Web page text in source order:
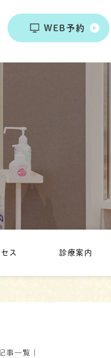
WEB予約
ス 診療案内
事一覧│